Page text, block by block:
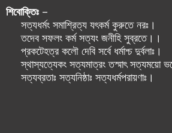
শিবোক্তিঃ –
সত্যধর্মং সমাশ্রিত্য যৎকর্ম কুরুতে নরঃ।
তদেব সফলং কর্ম সত্যং জনীহি সুব্রতে।।
প্রকটেহত্র কলৌ দেবি সর্বে ধর্মাশ্চ দুর্বলাঃ।
স্থাস্যত্যেকং সত্যমাত্রং তস্মাৎ সত্যময়ো
সত্যব্রতাঃ সত্যনিষ্ঠাঃ সত্যধর্মপরায়ণাঃ।